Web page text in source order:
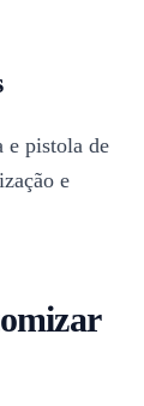
e pistola de
e